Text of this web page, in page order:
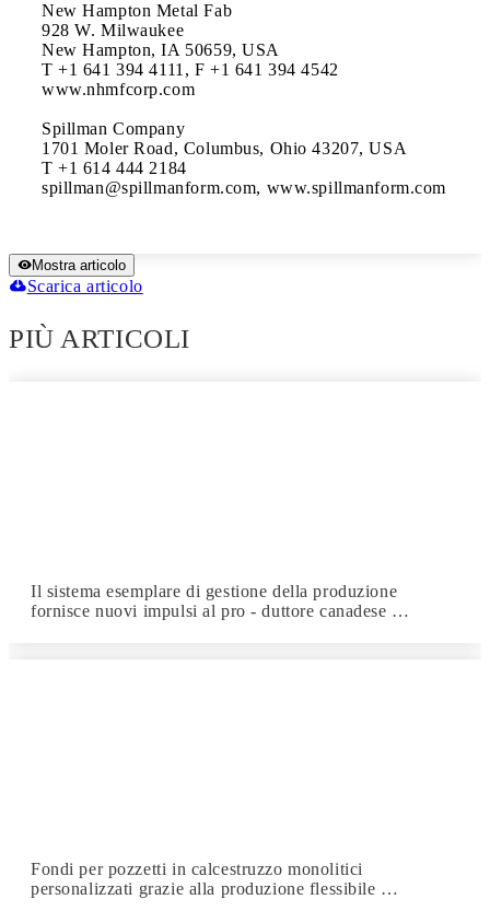
New Hampton Metal Fab
928 W. Milwaukee
New Hampton, IA 50659, USA
T +1 641 394 4111, F +1 641 394 4542
www.nhmfcorp.com
Spillman Company
1701 Moler Road, Columbus, Ohio 43207, USA
T +1 614 444 2184
spillman@spillmanform.com, www.spillmanform.com
Mostra articolo
Scarica articolo
PIÙ ARTICOLI
Il sistema esemplare di gestione della produzione
fornisce nuovi impulsi al pro - duttore canadese …
Fondi per pozzetti in calcestruzzo monolitici
personalizzati grazie alla produzione flessibile …